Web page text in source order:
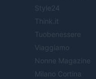
Style24
Think.it
Tuobenessere
Viaggiamo
Nonne Magazine
Milano Cortina